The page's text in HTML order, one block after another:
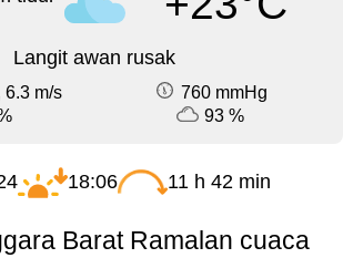
Langit awan rusak
6.3 m/s
760 mmHg
93 %
18:06 11 h 42 min
Barat Ramalan cuaca